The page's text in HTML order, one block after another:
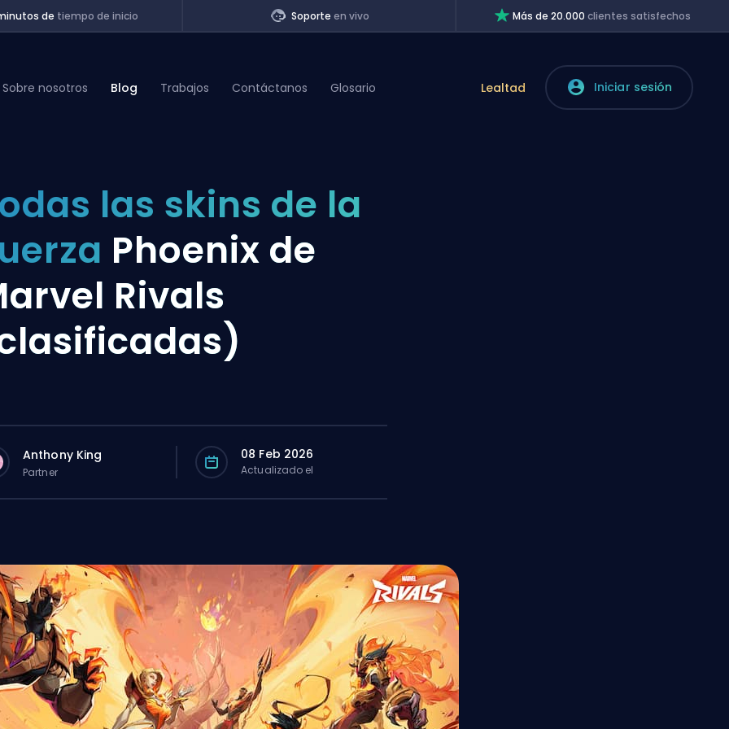
de tiempo de inicio Soporteen vivo Más de 20.000clientes satisfechos
Sobre nosotros Blog Trabajos Contáctanos Glosario Lealtad Iniciar sesión
las skins de la
Phoenix de
Rivals
Anthony King
Partner
08 Feb 2026
Actualizado el